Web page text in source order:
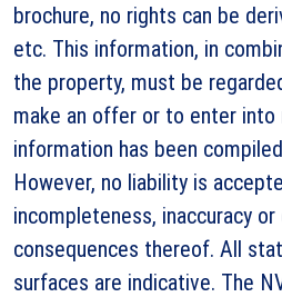
brochure, no rights can be
etc. This information, in
the property, must be
make an offer or to enter into
information has been
However, no liability is
incompleteness, inaccuracy
consequences thereof. All
surfaces are indicative. The